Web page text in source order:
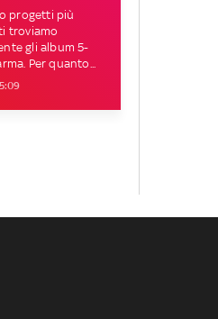
progetti più
troviamo
gli album 5-
Per quanto...